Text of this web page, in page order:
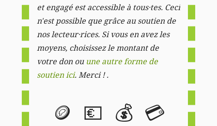
et engagé est accessible à tous·tes. Ceci
n'est possible que grâce au soutien de
nos lecteur·rices. Si vous en avez les
moyens, choisissez le montant de
votre don ou une autre forme de
soutien ici. Merci ! .
🪙 💶 💰 💳